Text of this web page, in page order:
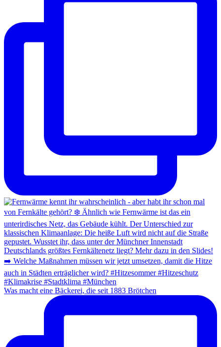
Was macht eine Bäckerei, die seit 1883 Brötchen